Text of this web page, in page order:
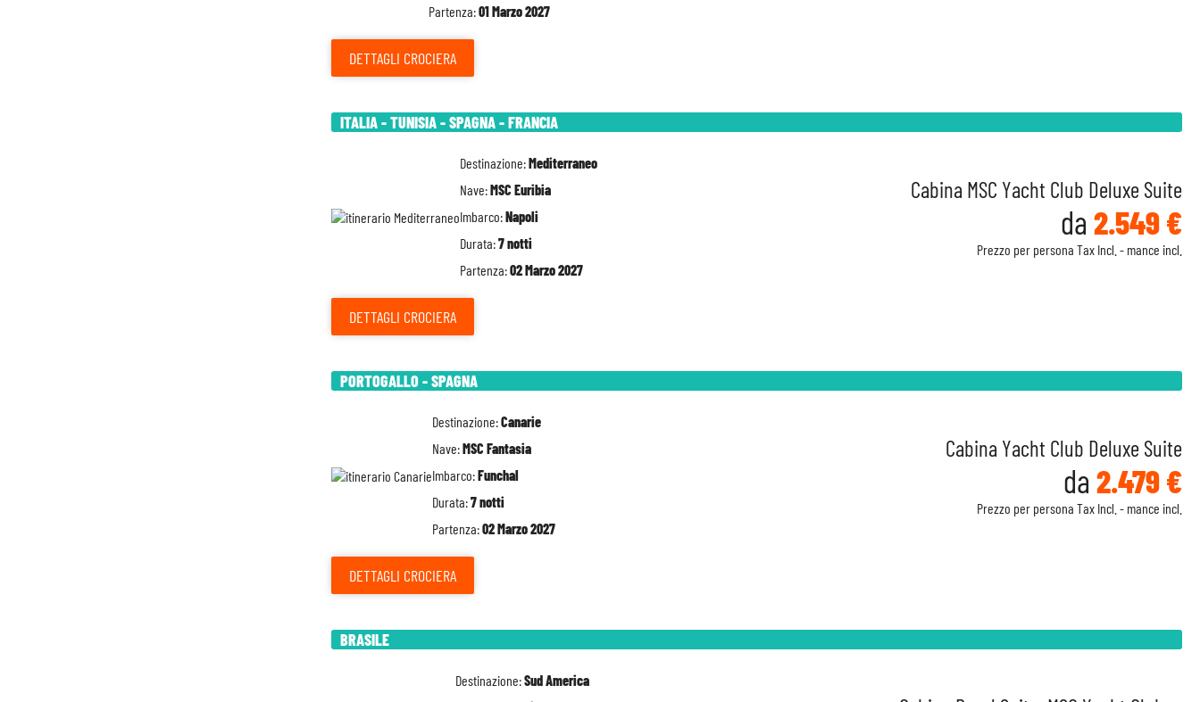
Partenza:01 Marzo 2027
DETTAGLI CROCIERA
ITALIA - TUNISIA - SPAGNA - FRANCIA
Destinazione:Mediterraneo
Nave:MSC Euribia
Imbarco:Napoli
Durata:7 notti
Partenza:02 Marzo 2027
Cabina MSC Yacht Club Deluxe Suite
da 2.549 €
Prezzo per persona Tax Incl. - mance incl.
DETTAGLI CROCIERA
PORTOGALLO - SPAGNA
Destinazione:Canarie
Nave:MSC Fantasia
Imbarco:Funchal
Durata:7 notti
Partenza:02 Marzo 2027
Cabina Yacht Club Deluxe Suite
da 2.479 €
Prezzo per persona Tax Incl. - mance incl.
DETTAGLI CROCIERA
BRASILE
Destinazione:Sud America